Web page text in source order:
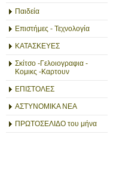
Παιδεία
Επιστήμες - Τεχνολογία
ΚΑΤΑΣΚΕΥΕΣ
Σκίτσο -Γελοιογραφια -
Κομικς -Καρτουν
ΕΠΙΣΤΟΛΕΣ
ΑΣΤΥΝΟΜΙΚΑ ΝΕΑ
ΠΡΩΤΟΣΕΛΙΔΟ του μήνα